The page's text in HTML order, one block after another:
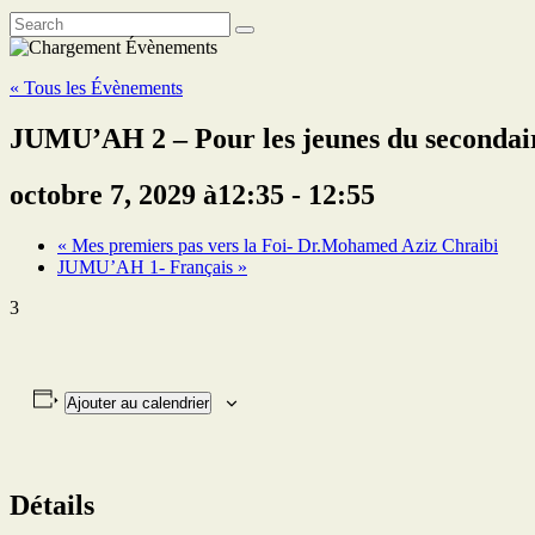
« Tous les Évènements
JUMU’AH 2 – Pour les jeunes du
octobre 7, 2029 à12:35 - 12:55
« Mes premiers pas vers la Foi- Dr.Mohamed Aziz Chraibi
JUMU’AH 1- Français »
3
Ajouter au calendrier
Détails